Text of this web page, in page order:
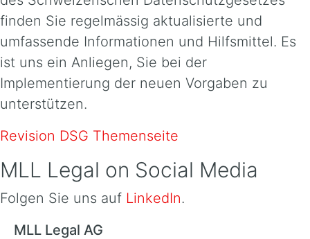
finden Sie regelmässig aktualisierte und
umfassende Informationen und Hilfsmittel. Es
ist uns ein Anliegen, Sie bei der
Implementierung der neuen Vorgaben zu
unterstützen.
Revision DSG Themenseite
MLL Legal on Social Media
Folgen Sie uns auf LinkedIn.
MLL Legal AG